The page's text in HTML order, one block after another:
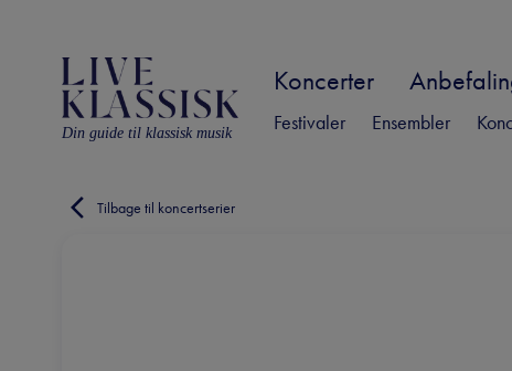
Din guide til klassisk musik
Koncerter
Festivaler Ensembler
Tilbage til koncertserier